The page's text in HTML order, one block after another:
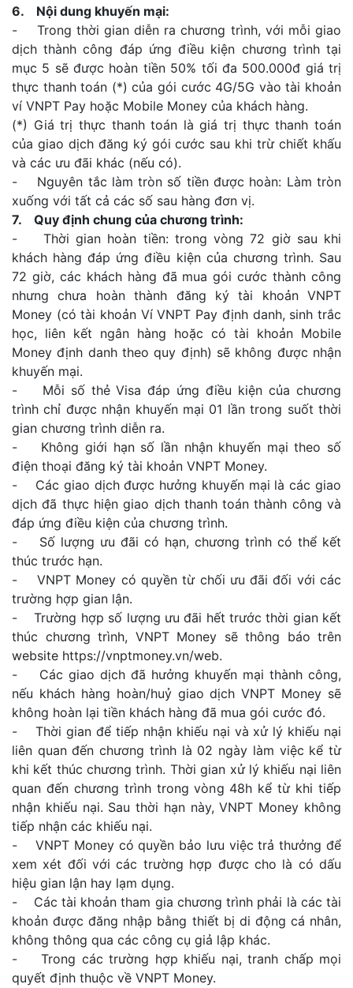
6. Nội dung khuyến mại:
- Trong thời gian diễn ra chương trình, với mỗi giao
dịch thành công đáp ứng điều kiện chương trình tại
mục 5 sẽ được hoàn tiền 50% tối đa 500.000đ giá trị
thực thanh toán (*) của gói cước 4G/5G vào tài khoản
ví VNPT Pay hoặc Mobile Money của khách hàng.
(*) Giá trị thực thanh toán là giá trị thực thanh toán
của giao dịch đăng ký gói cước sau khi trừ chiết khấu
và các ưu đãi khác (nếu có).
- Nguyên tắc làm tròn số tiền được hoàn: Làm tròn
xuống với tất cả các số sau hàng đơn vị.
7. Quy định chung của chương trình:
- Thời gian hoàn tiền: trong vòng 72 giờ sau khi
khách hàng đáp ứng điều kiện của chương trình. Sau
72 giờ, các khách hàng đã mua gói cước thành công
nhưng chưa hoàn thành đăng ký tài khoản VNPT
Money (có tài khoản Ví VNPT Pay định danh, sinh trắc
học, liên kết ngân hàng hoặc có tài khoản Mobile
Money định danh theo quy định) sẽ không được nhận
khuyến mại.
- Mỗi số thẻ Visa đáp ứng điều kiện của chương
trình chỉ được nhận khuyến mại 01 lần trong suốt thời
gian chương trình diễn ra.
- Không giới hạn số lần nhận khuyến mại theo số
điện thoại đăng ký tài khoản VNPT Money.
- Các giao dịch được hưởng khuyến mại là các giao
dịch đã thực hiện giao dịch thanh toán thành công và
đáp ứng điều kiện của chương trình.
- Số lượng ưu đãi có hạn, chương trình có thể kết
thúc trước hạn.
- VNPT Money có quyền từ chối ưu đãi đối với các
trường hợp gian lận.
- Trường hợp số lượng ưu đãi hết trước thời gian kết
thúc chương trình, VNPT Money sẽ thông báo trên
website https://vnptmoney.vn/web.
- Các giao dịch đã hưởng khuyến mại thành công,
nếu khách hàng hoàn/huỷ giao dịch VNPT Money sẽ
không hoàn lại tiền khách hàng đã mua gói cước đó.
- Thời gian để tiếp nhận khiếu nại và xử lý khiếu nại
liên quan đến chương trình là 02 ngày làm việc kể từ
khi kết thúc chương trình. Thời gian xử lý khiếu nại liên
quan đến chương trình trong vòng 48h kể từ khi tiếp
nhận khiếu nại. Sau thời hạn này, VNPT Money không
tiếp nhận các khiếu nại.
- VNPT Money có quyền bảo lưu việc trả thưởng để
xem xét đối với các trường hợp được cho là có dấu
hiệu gian lận hay lạm dụng.
- Các tài khoản tham gia chương trình phải là các tài
khoản được đăng nhập bằng thiết bị di động cá nhân,
không thông qua các công cụ giả lập khác.
- Trong các trường hợp khiếu nại, tranh chấp mọi
quyết định thuộc về VNPT Money.